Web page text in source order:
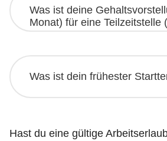
Hast du eine gültige